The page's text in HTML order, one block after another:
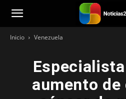
Noticias251
Inicio Venezuela
aumento de